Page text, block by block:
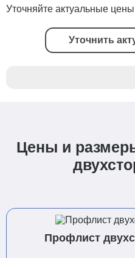
Уточняйте актуальные
Уточнить
Цены и
Профлист